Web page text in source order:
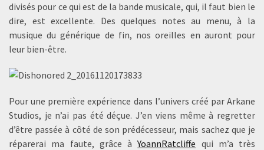
divisés pour ce qui est de la bande musicale, qui, il faut bien le
dire, est excellente. Des quelques notes au menu, à la
musique du générique de fin, nos oreilles en auront pour
leur bien-être.
Pour une première expérience dans l’univers créé par Arkane
Studios, je n’ai pas été déçue. J’en viens même à regretter
d’être passée à côté de son prédécesseur, mais sachez que je
réparerai ma faute, grâce àYoannRatcliffe qui m’a très